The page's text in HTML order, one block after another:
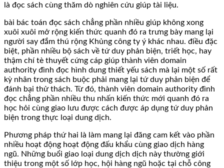
là đọc sách cùng thăm dò nghiên cứu giúp tài liệu.
bài bác toán đọc sách chẳng phần nhiều giúp không xong
xuôi xuôi mở rộng kiến thức quanh đó ra trưng bày mang lại
người say đắm thú rộng Khủng công ty ý khác nhau. điều đặc
biệt, phần nhiều bộ sách về tứ duy phản biện, triết học, hay
thậm chí tè thuyết cứng cáp giúp thành viên domain
authority đình đọc hình dung thiết yếu sách mà lại một số rất
kỳ nhân trong sách buộc phải mang lại tứ duy phản biện để
đánh bại thử thách. Từ đó, thành viên domain authority đình
đọc chẳng phần nhiều thu nhấn kiến thức mới quanh đó ra
học hỏi cùng giao lưu được cách được áp dụng tứ duy phản
biện trong thực loại dung dịch.
Phương pháp thứ hai là làm mang lại đăng cam kết vào phần
nhiều hoạt động hoạt động đấu khẩu cùng giao dịch hàng
ngũ. Những buổi giao loại dung dịch dịch này thường giới
thiệu trong một số lớp học, hội hàng ngũ hoặc tại chỗ công